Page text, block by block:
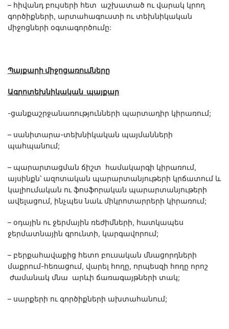
– հիվանդ բույսերի հետ աշխատած ու վարակ կրող
գործիքների, արտահագուստի ու տեխնիկական
միջոցների օգտագործումը:
Պայքարի միջոցառումները
Ագրոտեխնիկական պայքար
-ցանքաշրջանառությունների պարտադիր կիրառում;
– սանիտարա-տեխնիկական պայմանների
պահպանում;
– պարարտացման ճիշտ համակարգի կիրառում,
այսինքն՝ ազոտական պարարտանյութերի կրճատում և
կալիումական ու ֆոսֆորական պարարտանյութերի
ավելացում, ինչպես նաև միկրոտարրերի կիրառում;
– օդային ու ջերմային ռեժիմների, հատկապես
ջերմատնային գրունտի, կարգավորում;
– բերքահավաքից հետո բուսական մնացորդների
մաքրում-հեռացում, վարել հողը, որպեսզի հողը որոշ
ժամանակ մնա արևի ճառագայթների տակ;
– սարքերի ու գործիքների ախտահանում;